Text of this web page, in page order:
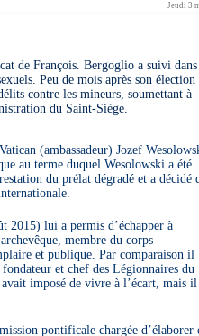
Jeudi 3
de François. Bergoglio a suivi dans
Peu de mois après son élection
contre les mineurs, soumettant à
du Saint-Siège.
(ambassadeur) Jozef
au terme duquel Wesolowski a été
du prélat dégradé et a décidé
2015) lui a permis d’échapper à
membre du corps
et publique. Par comparaison il
et chef des Légionnaires du
imposé de vivre à l’écart, mais il
pontificale chargée d’élaborer